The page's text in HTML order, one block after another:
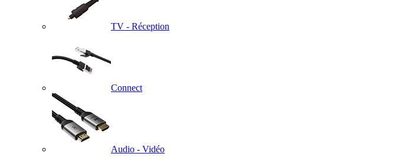
TV - Réception
Connect
Audio - Vidéo